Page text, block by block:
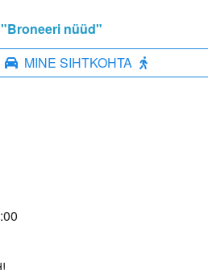
nüüd"
MINE SIHTKOHTA